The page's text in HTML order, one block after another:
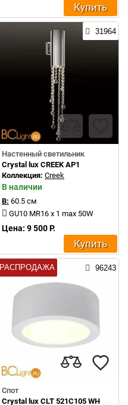
Купить
31964
Настенный светильник
Crystal lux CREEK AP1
Коллекция: Creek
В наличии
В: 60.5 см
GU10 MR16 x 1 max 50W
Цена: 9 500 Р.
Купить
РАСПРОДАЖА 96243
Спот
Crystal lux CLT 521C105 WH